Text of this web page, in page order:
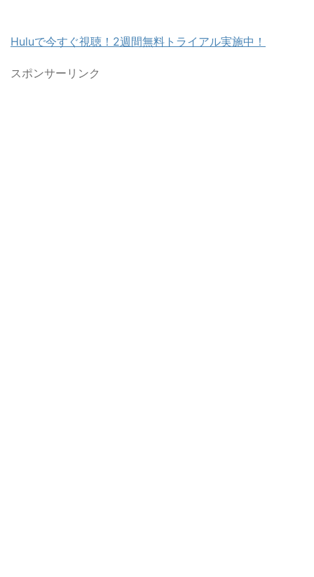
Huluで今すぐ視聴！2週間無料トライアル実施中！
スポンサーリンク